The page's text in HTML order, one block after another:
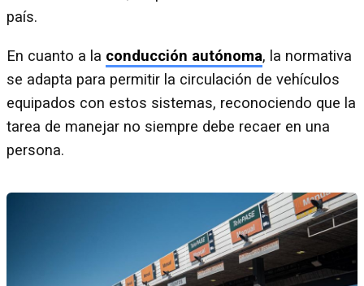
país.
En cuanto a la conducción autónoma, la normativa
se adapta para permitir la circulación de vehículos
equipados con estos sistemas, reconociendo que la
tarea de manejar no siempre debe recaer en una
persona.